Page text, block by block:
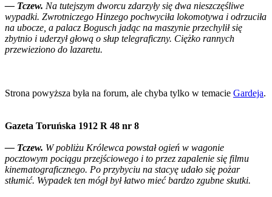
— Tczew. Na tutejszym dworcu zdarzyły się dwa nieszczęśliwe
wypadki. Zwrotniczego Hinzego pochwyciła lokomotywa i odrzuciła
na ubocze, a palacz Bogusch jadąc na maszynie przechylił się
zbytnio i uderzył głową o słup telegraficzny. Ciężko rannych
przewieziono do lazaretu.
Strona powyższa była na forum, ale chyba tylko w temacie Gardeja.
Gazeta Toruńska 1912 R 48 nr 8
— Tczew. W pobliżu Królewca powstał ogień w wagonie
pocztowym pociągu przejściowego i to przez zapalenie się filmu
kinematograficznego. Po przybyciu na stacyę udało się pożar
stłumić. Wypadek ten mógł był łatwo mieć bardzo zgubne skutki.